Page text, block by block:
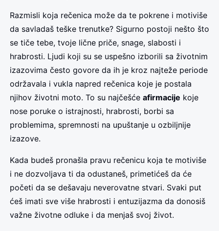
Razmisli koja rečenica može da te pokrene i motiviše
da savladaš teške trenutke? Sigurno postoji nešto što
se tiče tebe, tvoje lične priče, snage, slabosti i
hrabrosti. Ljudi koji su se uspešno izborili sa životnim
izazovima često govore da ih je kroz najteže periode
održavala i vukla napred rečenica koje je postala
njihov životni moto. To su najčešće afirmacije koje
nose poruke o istrajnosti, hrabrosti, borbi sa
problemima, spremnosti na upuštanje u ozbiljnije
izazove.
Kada budeš pronašla pravu rečenicu koja te motiviše
i ne dozvoljava ti da odustaneš, primetićeš da će
početi da se dešavaju neverovatne stvari. Svaki put
ćeš imati sve više hrabrosti i entuzijazma da donosiš
važne životne odluke i da menjaš svoj život.